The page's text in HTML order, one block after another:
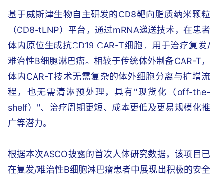
基于威斯津生物自主研发的CD8靶向脂质纳米颗粒
（CD8-tLNP）平台，通过mRNA递送技术，在患者
体内原位生成抗CD19 CAR-T细胞，用于治疗复发/
难治性B细胞淋巴瘤。相较于传统体外制备CAR-T，
体内CAR-T技术无需复杂的体外细胞分离与扩增流
程，也无需清淋预处理，具有"现货化（off-the-
shelf）"、治疗周期更短、成本更低及更易规模化推
广等潜力。
根据本次ASCO披露的首次人体研究数据，该项目已
在复发/难治性B细胞淋巴瘤患者中展现出积极的安全